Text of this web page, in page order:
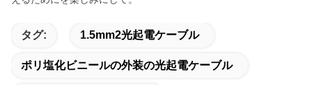
タグ: 1.5mm2光起電ケーブル
ポリ塩化ビニールの外装の光起電ケーブル